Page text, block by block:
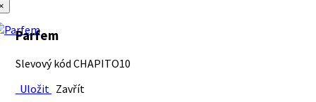
Parfem
Slevový kód CHAPITO10
Uložit Zavřít